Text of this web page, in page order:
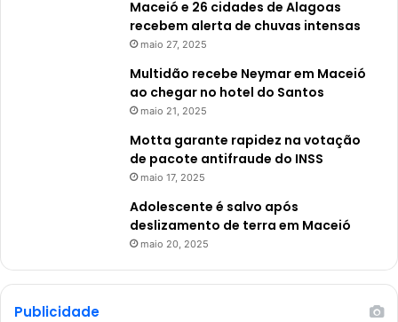
Maceió e 26 cidades de Alagoas
recebem alerta de chuvas intensas
maio 27, 2025
Multidão recebe Neymar em Maceió
ao chegar no hotel do Santos
maio 21, 2025
Motta garante rapidez na votação
de pacote antifraude do INSS
maio 17, 2025
Adolescente é salvo após
deslizamento de terra em Maceió
maio 20, 2025
Publicidade